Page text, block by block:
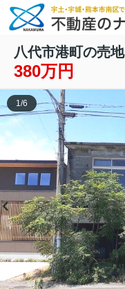
八代市港町の売地
380万円
1/6